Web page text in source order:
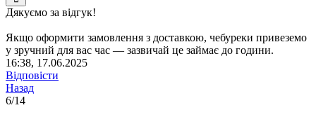
Дякуємо за відгук!
Якщо оформити замовлення з доставкою, чебуреки привеземо
у зручний для вас час — зазвичай це займає до години.
16:38, 17.06.2025
Відповісти
Назад
6/14